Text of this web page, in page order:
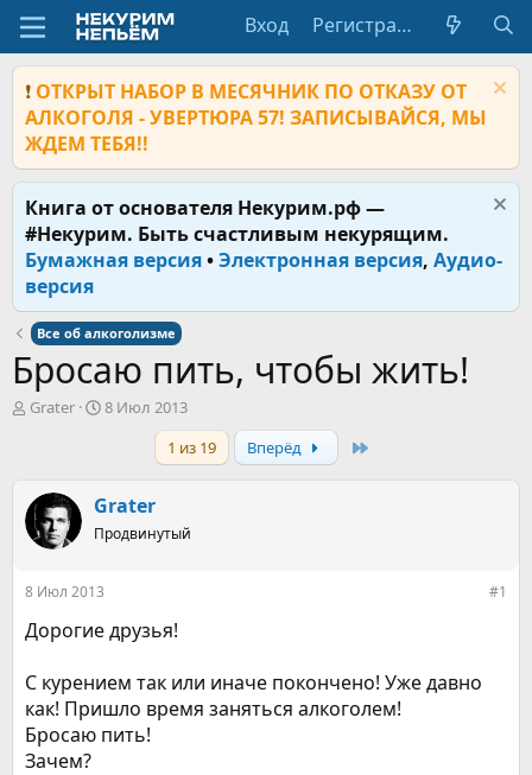
Вход Регистрация
❗ ОТКРЫТ НАБОР В МЕСЯЧНИК ПО ОТКАЗУ ОТ
АЛКОГОЛЯ - УВЕРТЮРА 57! ЗАПИСЫВАЙСЯ, МЫ
ЖДЕМ ТЕБЯ!!
Книга от основателя Некурим.рф —
#Некурим. Быть счастливым некурящим.
Бумажная версия•Электронная версия, Аудио-
версия
Все об алкоголизме
Бросаю пить, чтобы жить!
А
т
е
Grater
Д
а
ч
8 Июл 2013
1 из 19
Вперёд
Grater
Продвинутый
8 Июл 2013 #1
Дорогие друзья!
С курением так или иначе покончено! Уже давно
как! Пришло время заняться алкоголем!
Бросаю пить!
Зачем?